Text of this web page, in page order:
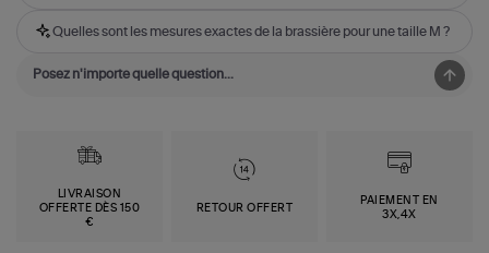
Quelles sont les mesures exactes de la brassière pour une taille M ?
LIVRAISON
OFFERTE DÈS 150
€
RETOUR OFFERT
PAIEMENT EN
3X,4X